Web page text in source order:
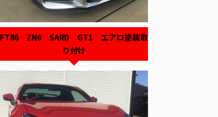
FT86 ZN6 SARD GT1 エアロ塗装取
り付け